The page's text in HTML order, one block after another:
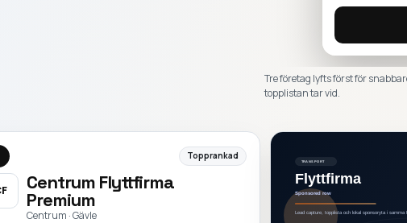
Tre företag lyfts först för
topplistan tar vid.
Topprankad
Centrum Flyttfirma
Premium
Centrum · Gävle